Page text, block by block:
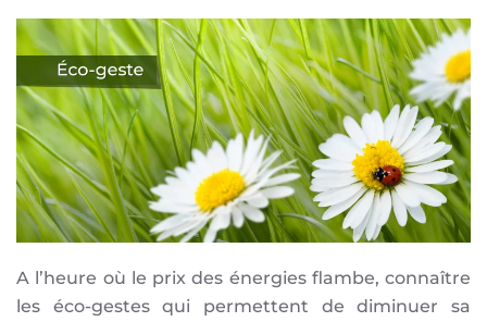
A l’heure où le prix des énergies flambe, connaître
les éco-gestes qui permettent de diminuer sa